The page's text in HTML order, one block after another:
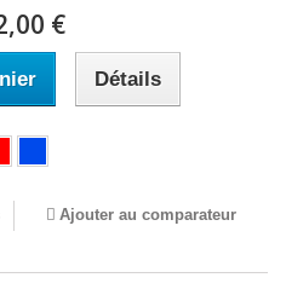
€
Détails
Ajouter au comparateur